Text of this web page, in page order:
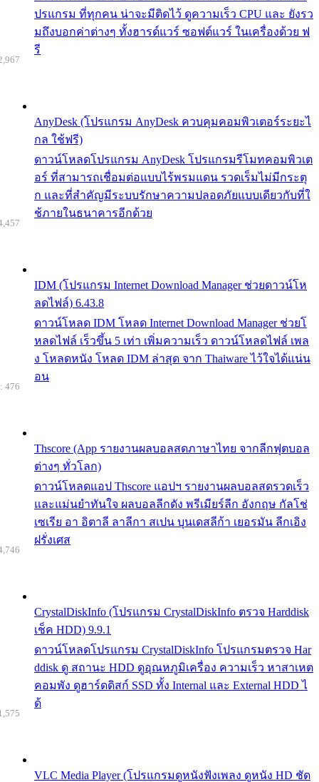
ปรแกรม ที่ทุกคน น่าจะมีติดไว้ ดูความเร็ว CPU และ ยังรว
มถึงบอกค่าต่างๆ ทั้งฮารด์แวร์ ซอฟต์แวร์ ในเครื่องด้วย ฟ
รี
AnyDesk (โปรแกรม AnyDesk ควบคุมคอมพิวเตอร์ระยะไ
กล ใช้ฟรี)
ดาวน์โหลดโปรแกรม AnyDesk โปรแกรมรีโมทคอมพิวเต
อร์ ที่สามารถเชื่อมต่อแบบไร้พรมแดน รวดเร็มไม่มีกระตุ
ก และที่สำคัญมีระบบรักษาความปลอดภัยแบบเดียวกับที่ใ
ช้ภายในธนาคารอีกด้วย
IDM (โปรแกรม Internet Download Manager ช่วยดาวน์โห
ลดไฟล์) 6.43.8
ดาวน์โหลด IDM โหลด Internet Download Manager ช่วยโ
หลดไฟล์ เร็วขึ้น 5 เท่า เพิ่มความเร็ว ดาวน์โหลดไฟล์ เพล
ง โหลดหนัง โหลด IDM ล่าสุด จาก Thaiware ไว้ใจได้แน่น
อน
Thscore (App รายงานผลบอลสดภาษาไทย จากลีกฟุตบอล
ต่างๆ ทั่วโลก)
ดาวน์โหลดแอป Thscore แอปฯ รายงานผลบอลสดรวดเร็ว
และแม่นยำทันใจ ผลบอลลีกดัง พรีเมียร์ลีก อังกฤษ กัลโช่
เซเรีย อา อิตาลี ลาลีกา สเปน บุนเดสลีก้า เยอรมัน ลีกเอิง
ฝรั่งเศส
476
CrystalDiskInfo (โปรแกรม CrystalDiskInfo ตรวจ Harddisk
เช็ค HDD) 9.9.1
ดาวน์โหลดโปรแกรม CrystalDiskInfo โปรแกรมตรวจ Har
ddisk ดู สถานะ HDD ดูอุณหภูมิเครื่อง ความเร็ว หาสาเหต
คอมพัง ดูฮาร์ดดิสก์ SSD ทั้ง Internal และ External HDD ไ
ด้
VLC Media Player (โปรแกรมดูหนังฟังเพลง ดูหนัง HD ชัด